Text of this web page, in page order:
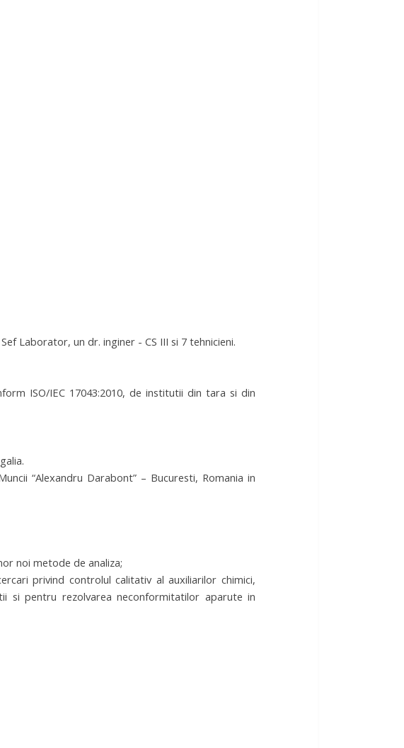
Laborator, un dr. inginer - CS III si 7 tehnicieni.
ISO/IEC 17043:2010, de institutii din tara si din
“Alexandru Darabont” – Bucuresti, Romania in
noi metode de analiza;
privind controlul calitativ al auxiliarilor chimici,
si pentru rezolvarea neconformitatilor aparute in